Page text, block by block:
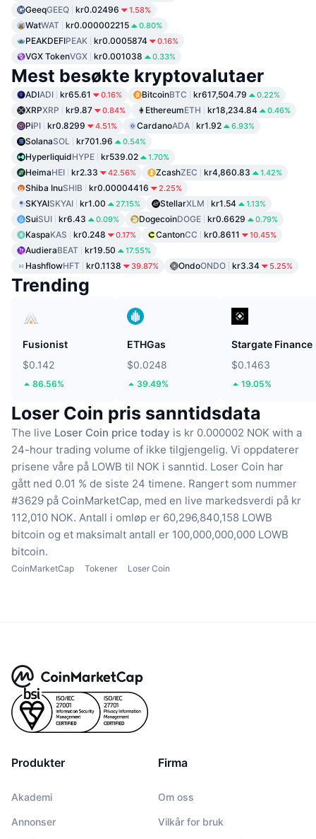
GeeqGEEQ kr0.02496 1.58%
WatWAT kr0.000002215 0.80%
PEAKDEFIPEAK kr0.0005874 0.16%
VGX TokenVGX kr0.001038 0.33%
Mest besøkte kryptovalutaer
ADIADI kr65.61 0.16% BitcoinBTC kr617,504.79 0.22%
XRPXRP kr9.87 0.84% EthereumETH kr18,234.84 0.46%
PiPI kr0.8299 4.51% CardanoADA kr1.92 6.93%
SolanaSOL kr701.96 0.54%
HyperliquidHYPE kr539.02 1.70%
HeimaHEI kr2.33 42.56% ZcashZEC kr4,860.83 1.42%
Shiba InuSHIB kr0.00004416 2.25%
SKYAISKYAI kr1.00 27.15% StellarXLM kr1.54 1.13%
SuiSUI kr6.43 0.09% DogecoinDOGE kr0.6629 0.79%
KaspaKAS kr0.248 0.17% CantonCC kr0.8611 10.45%
AudieraBEAT kr19.50 17.55%
HashflowHFT kr0.1138 39.87% OndoONDO kr3.34 5.25%
Trending
Fusionist
$0.142
86.56%
ETHGas
$0.0248
39.49%
Stargate Finance
$0.1463
19.05%
Loser Coin pris sanntidsdata
The live Loser Coin price today is kr 0.000002 NOK with a
24-hour trading volume of ikke tilgjengelig. Vi oppdaterer
prisene våre på LOWB til NOK i sanntid. Loser Coin har
gått ned 0.01 % de siste 24 timene. Rangert som nummer
#3629 på CoinMarketCap, med en live markedsverdi på kr
112,010 NOK. Antall i omløp er 60,296,840,158 LOWB
bitcoin og et maksimalt antall er 100,000,000,000 LOWB
bitcoin.
CoinMarketCap Tokener Loser Coin
Produkter
Akademi
Annonser
Firma
Om oss
Vilkår for bruk